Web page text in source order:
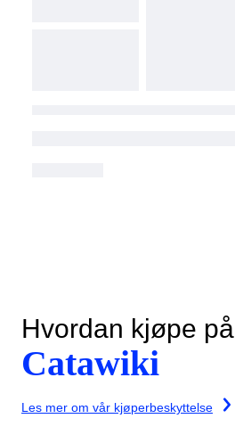
Hvordan kjøpe på
Catawiki
Les mer om vår kjøperbeskyttelse